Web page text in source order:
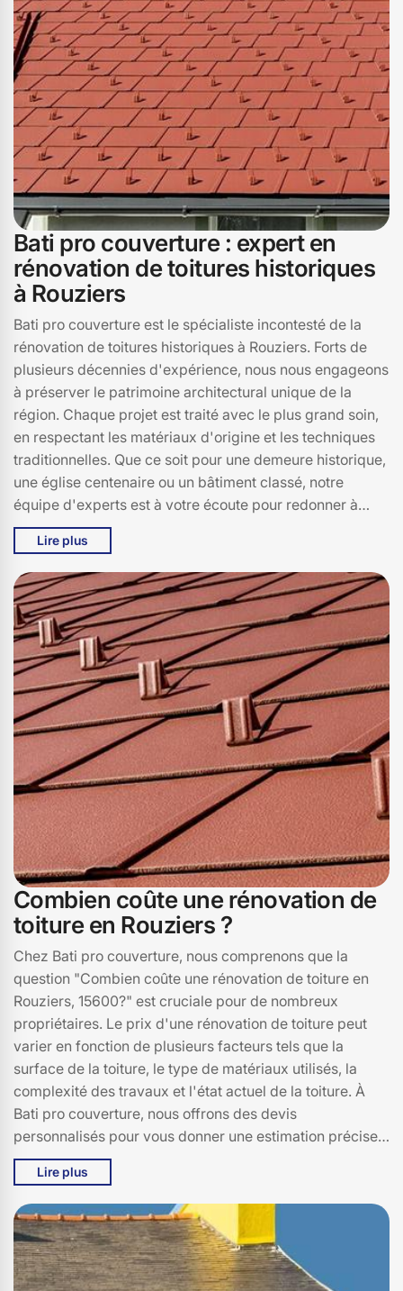
Bati pro couverture : expert en
rénovation de toitures historiques
à Rouziers
Bati pro couverture est le spécialiste incontesté de la
rénovation de toitures historiques à Rouziers. Forts de
plusieurs décennies d'expérience, nous nous engageons
à préserver le patrimoine architectural unique de la
région. Chaque projet est traité avec le plus grand soin,
en respectant les matériaux d'origine et les techniques
traditionnelles. Que ce soit pour une demeure historique,
une église centenaire ou un bâtiment classé, notre
équipe d'experts est à votre écoute pour redonner à
votre toiture tout son éclat d'antan. Située au cœur de
15600, notre entreprise Bati pro couverture est fière de
contribuer à la valorisation et à la restauration des
trésors de Rouziers. En nous choisissant, vous optez
pour une expertise inégalée et un respect scrupuleux
des normes du patrimoine. Faites confiance à Bati pro
couverture pour un travail de qualité, alliant tradition et
innovation, tout en respectant l'âme de votre bâtiment
historique.
Lire plus
Combien coûte une rénovation de
toiture en Rouziers ?
Chez Bati pro couverture, nous comprenons que la
question "Combien coûte une rénovation de toiture en
Rouziers, 15600?" est cruciale pour de nombreux
propriétaires. Le prix d'une rénovation de toiture peut
varier en fonction de plusieurs facteurs tels que la
surface de la toiture, le type de matériaux utilisés, la
complexité des travaux et l'état actuel de la toiture. À
Bati pro couverture, nous offrons des devis
personnalisés pour vous donner une estimation précise.
En général, pour une toiture en tuiles, le coût peut
osciller entre 100 et 200 euros le mètre carré, tandis que
pour une toiture en ardoise, le prix peut grimper jusqu'à
300 euros le mètre carré. N'oubliez pas que des travaux
supplémentaires, comme l'isolation ou la réparation de
la charpente, peuvent également influencer le prix final.
Lire plus